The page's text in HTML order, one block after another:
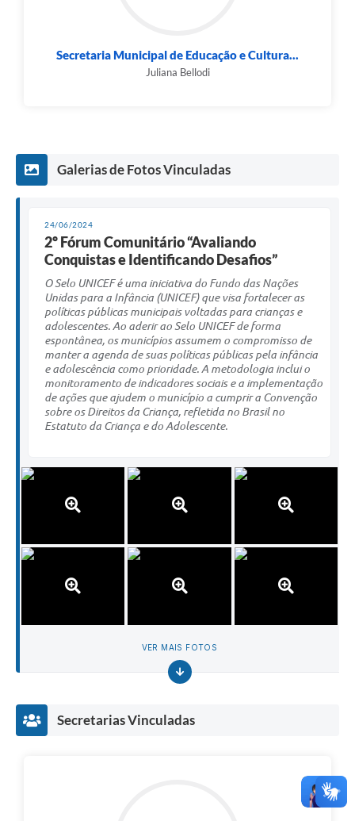
Secretaria Municipal de Educação e Cultura...
Juliana Bellodi
Galerias de Fotos Vinculadas
24/06/2024
2º Fórum Comunitário “Avaliando
Conquistas e Identificando Desafios”
O Selo UNICEF é uma iniciativa do Fundo das Nações
Unidas para a Infância (UNICEF) que visa fortalecer as
políticas públicas municipais voltadas para crianças e
adolescentes. Ao aderir ao Selo UNICEF de forma
espontânea, os municípios assumem o compromisso de
manter a agenda de suas políticas públicas pela infância
e adolescência como prioridade. A metodologia inclui o
monitoramento de indicadores sociais e a implementação
de ações que ajudem o município a cumprir a Convenção
sobre os Direitos da Criança, refletida no Brasil no
Estatuto da Criança e do Adolescente.
VER MAIS FOTOS
Secretarias Vinculadas